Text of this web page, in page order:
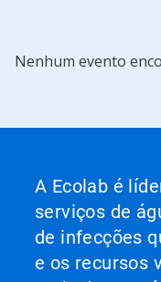
Nenhum evento
A Ecolab é
serviços de
de infecções
e os recursos